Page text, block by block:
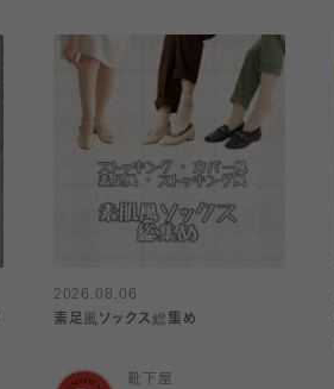
2026.08.06
素足風ソックス総集め
靴下屋